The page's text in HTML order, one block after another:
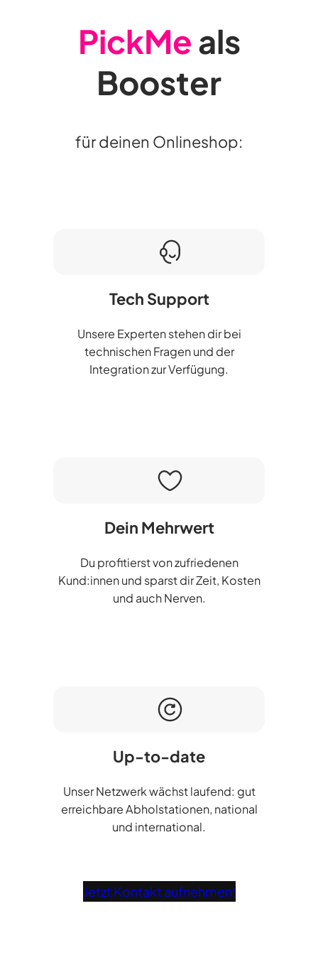
PickMeals
Booster
für deinen Onlineshop:
Tech Support
Unsere Experten stehen dir bei
technischen Fragen und der
Integration zur Verfügung.
Dein Mehrwert
Du profitierst von zufriedenen
Kund:innen und sparst dir Zeit, Kosten
und auch Nerven.
Up-to-date
Unser Netzwerk wächst laufend: gut
erreichbare Abholstationen, national
und international.
Jetzt Kontakt aufnehmen!